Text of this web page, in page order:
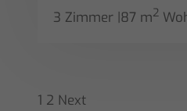
3 Zimmer |87 m2
1 2 Next